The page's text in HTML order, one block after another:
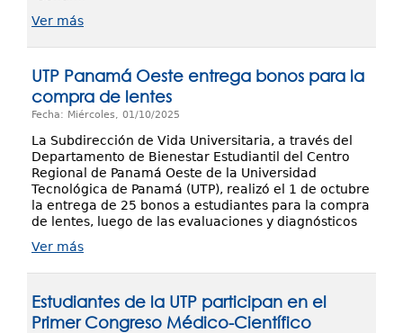
Ver más
UTP Panamá Oeste entrega bonos para la
compra de lentes
Fecha: Miércoles, 01/10/2025
La Subdirección de Vida Universitaria, a través del
Departamento de Bienestar Estudiantil del Centro
Regional de Panamá Oeste de la Universidad
Tecnológica de Panamá (UTP), realizó el 1 de octubre
la entrega de 25 bonos a estudiantes para la compra
de lentes, luego de las evaluaciones y diagnósticos
Ver más
Estudiantes de la UTP participan en el
Primer Congreso Médico-Científico